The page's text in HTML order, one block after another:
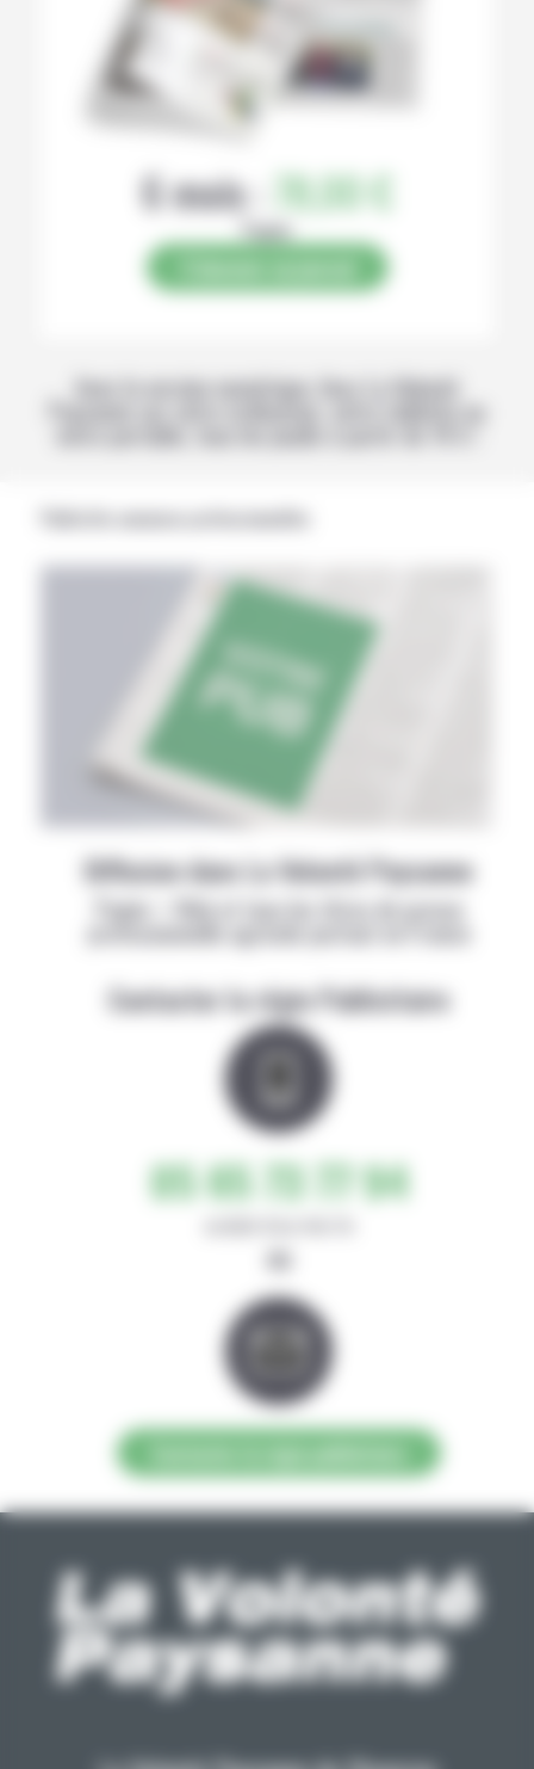
6 mois : 78,00 €
Papier
Avec la version numérique, lisez La Volonté
Paysanne sur votre ordinateur, votre tablette ou
votre portable, tous les jeudis à partir de 14 h !
Diffusion dans La Volonté Paysanne
Papier + Web et tous les titres de presse
Contacter la régie Publicitaire
05 65 73 77 94
ou